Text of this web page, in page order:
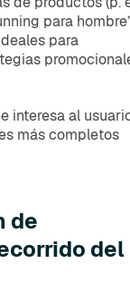
para
para
interesa al
más completos
de
del